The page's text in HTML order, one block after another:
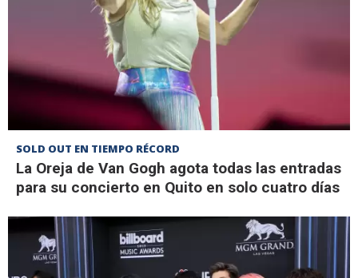
SOLD OUT EN TIEMPO RÉCORD
La Oreja de Van Gogh agota todas las entradas
para su concierto en Quito en solo cuatro días